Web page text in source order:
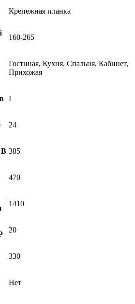
Крепежная планка
160-265
Гостиная, Кухня, Спальня, Кабинет,
Прихожая
I
24
В 385
470
1410
20
330
Нет